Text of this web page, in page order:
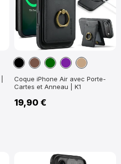
NoirMarron
VertVioletMarron
Coque iPhone Air avec Porte-
Cartes et Anneau | K1
19,90 €